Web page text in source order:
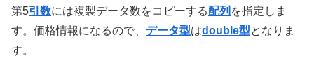
第5引数には複製データ数をコピーする配列 を指定しま
す。価格情報になるので、 データ型はdouble型となりま
す。